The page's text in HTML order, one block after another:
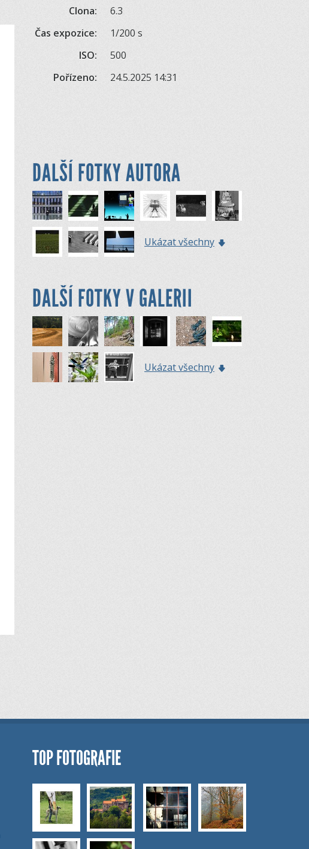
Clona:
6.3
Čas expozice:
1/200 s
ISO:
500
Pořízeno:
24.5.2025 14:31
DALŠÍ FOTKY AUTORA
Ukázat všechny
DALŠÍ FOTKY V GALERII
Ukázat všechny
TOP FOTOGRAFIE